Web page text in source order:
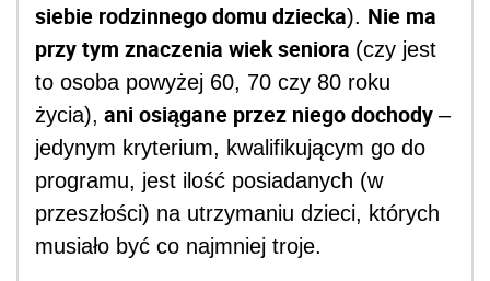
siebie rodzinnego domu dziecka). Nie ma
przy tym znaczenia wiek seniora (czy jest
to osoba powyżej 60, 70 czy 80 roku
życia), ani osiągane przez niego dochody –
jedynym kryterium, kwalifikującym go do
programu, jest ilość posiadanych (w
przeszłości) na utrzymaniu dzieci, których
musiało być co najmniej troje.